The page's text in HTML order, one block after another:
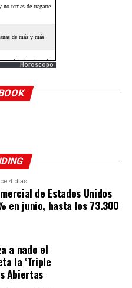
Horoscopo
4 días
de Estados Unidos
en junio, hasta los 73.300
a nado el
la ‘Triple
Abiertas